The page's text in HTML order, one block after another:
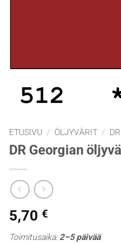
ETUSIVU / ÖLJYVÄRIT /
DR Georgian
5,70 €
Toimitusaika:2–5 päivää